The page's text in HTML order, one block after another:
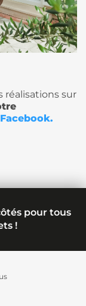
réalisations sur
.
pour tous
!